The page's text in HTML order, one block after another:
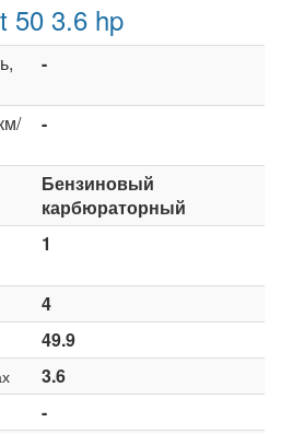
50 3.6 hp
-
-
Бензиновый
карбюраторный
1
4
49.9
3.6
-